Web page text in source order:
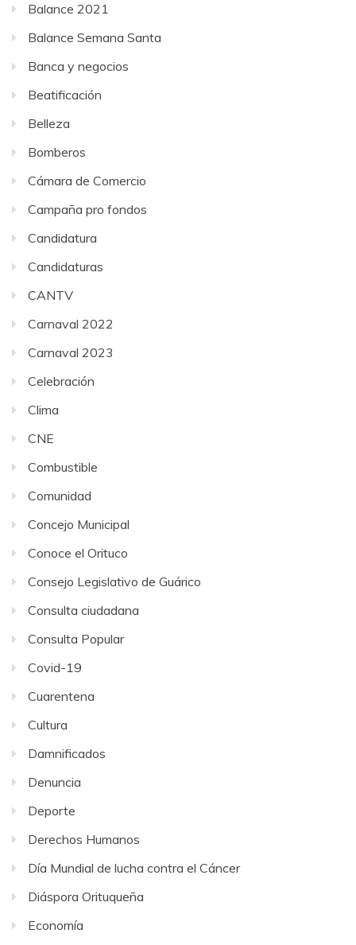
Balance 2021
Balance Semana Santa
Banca y negocios
Beatificación
Belleza
Bomberos
Cámara de Comercio
Campaña pro fondos
Candidatura
Candidaturas
CANTV
Carnaval 2022
Carnaval 2023
Celebración
Clima
CNE
Combustible
Comunidad
Concejo Municipal
Conoce el Orituco
Consejo Legislativo de Guárico
Consulta ciudadana
Consulta Popular
Covid-19
Cuarentena
Cultura
Damnificados
Denuncia
Deporte
Derechos Humanos
Día Mundial de lucha contra el Cáncer
Diáspora Orituqueña
Economía